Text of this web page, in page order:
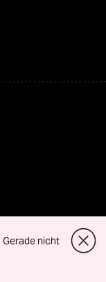
Gerade nicht